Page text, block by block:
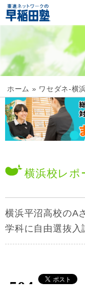
ホーム » ワセダネ-横
横浜校レポ
横浜平沼高校のA
学科に自由選抜入